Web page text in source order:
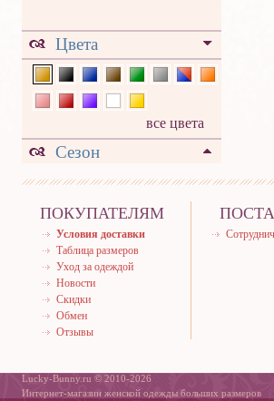
Цвета
все цвета
Сезон
ПОКУПАТЕЛЯМ
Условия доставки
Таблица размеров
Уход за одеждой
Новости
Скидки
Обмен
Отзывы
Lucky-Bunny.ru © 2010-2026
Интернет-магазин женской одежды больших размеров